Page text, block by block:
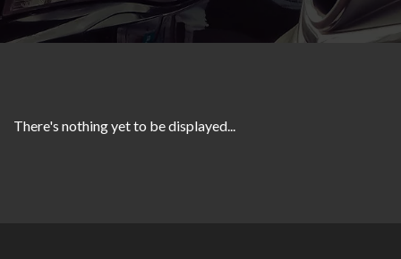
There's nothing yet to be displayed...